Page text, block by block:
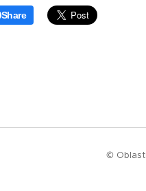
Share
©